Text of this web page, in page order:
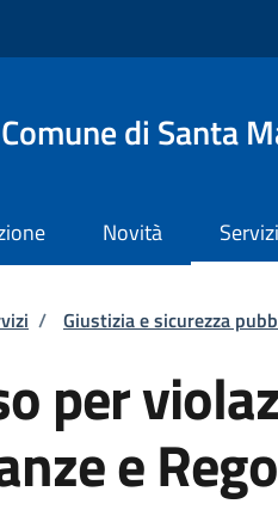
Comune di Santa
Novità Servizi
di pane
/ Giustizia e sicurezza
per
e